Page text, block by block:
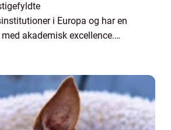
i Europa og har en
akademisk excellence.
univ...